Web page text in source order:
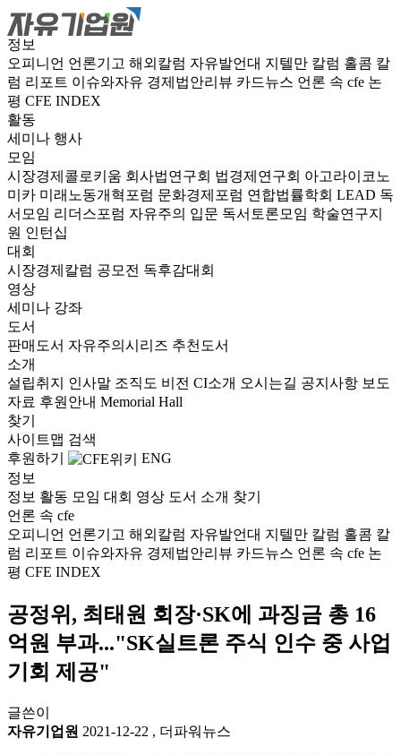
정보
오피니언 언론기고 해외칼럼 자유발언대 지텔만 칼럼 홀콤 칼
럼 리포트 이슈와자유 경제법안리뷰 카드뉴스 언론 속 cfe 논
평 CFE INDEX
활동
세미나 행사
모임
시장경제콜로키움 회사법연구회 법경제연구회 아고라이코노
미카 미래노동개혁포럼 문화경제포럼 연합법률학회 LEAD 독
서모임 리더스포럼 자유주의 입문 독서토론모임 학술연구지
원 인턴십
대회
시장경제칼럼 공모전 독후감대회
영상
세미나 강좌
도서
판매도서 자유주의시리즈 추천도서
소개
설립취지 인사말 조직도 비전 CI소개 오시는길 공지사항 보도
자료 후원안내 Memorial Hall
찾기
사이트맵 검색
후원하기
ENG
정보
정보 활동 모임 대회 영상 도서 소개 찾기
언론 속 cfe
오피니언 언론기고 해외칼럼 자유발언대 지텔만 칼럼 홀콤 칼
럼 리포트 이슈와자유 경제법안리뷰 카드뉴스 언론 속 cfe 논
평 CFE INDEX
공정위, 최태원 회장·SK에 과징금 총 16
억원 부과..."SK실트론 주식 인수 중 사업
기회 제공"
글쓴이
자유기업원 2021-12-22 , 더파워뉴스